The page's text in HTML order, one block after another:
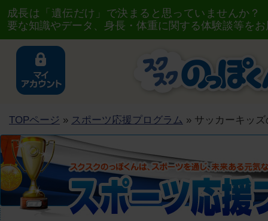
成長は「遺伝だけ」で決まると思っていませんか
要な知識やデータ、身長・体重に関する体験談等を
TOPページ » スポーツ応援プログラム » サッカーキッ